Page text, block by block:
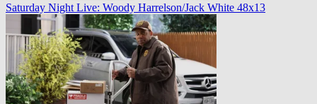
Saturday Night Live: Woody Harrelson/Jack White 48x13